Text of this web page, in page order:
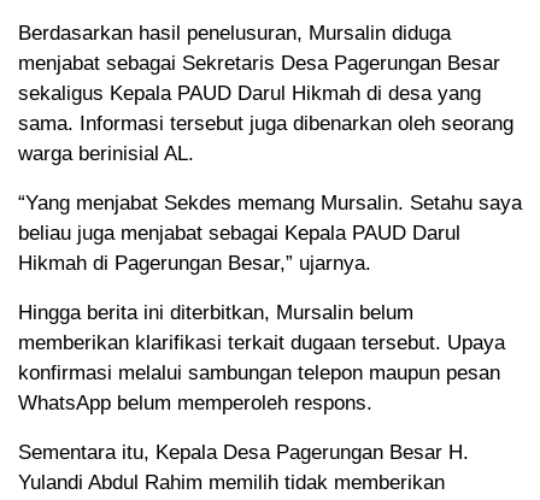
Berdasarkan hasil penelusuran, Mursalin diduga
menjabat sebagai Sekretaris Desa Pagerungan Besar
sekaligus Kepala PAUD Darul Hikmah di desa yang
sama. Informasi tersebut juga dibenarkan oleh seorang
warga berinisial AL.
“Yang menjabat Sekdes memang Mursalin. Setahu saya
beliau juga menjabat sebagai Kepala PAUD Darul
Hikmah di Pagerungan Besar,” ujarnya.
Hingga berita ini diterbitkan, Mursalin belum
memberikan klarifikasi terkait dugaan tersebut. Upaya
konfirmasi melalui sambungan telepon maupun pesan
WhatsApp belum memperoleh respons.
Sementara itu, Kepala Desa Pagerungan Besar H.
Yulandi Abdul Rahim memilih tidak memberikan